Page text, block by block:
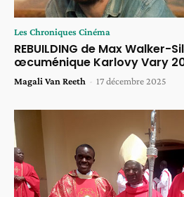
Les Chroniques Cinéma
REBUILDING de Max Walker-
œcuménique Karlovy Vary
Magali Van Reeth - 17 décembre 2025